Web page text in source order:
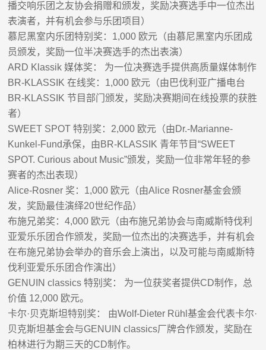
播交响乐团之友协会捐赠和颁发，奖励决赛选手中一位杰出
表演者，并有机会参与乐团项目）
慕尼黑室内乐团特别奖： 1,000 欧元（由慕尼黑室内乐团成
员颁发，奖励一位半决赛选手的杰出表演）
ARD Klassik媒体奖： 为一位决赛选手提供高质量媒体制作
BR-KLASSIK在线奖： 1,000 欧元（由巴伐利亚广播电台
BR-KLASSIK 节目部门颁发，奖励决赛期间在线投票的获胜
者）
SWEET SPOT特别奖： 2,000 欧元（由Dr.-Marianne-
Kunkel-Fund承保，由BR-KLASSIK 青年节目“SWEET
SPOT. Curious about Music”颁发，奖励一位非常年轻的参
赛者的杰出表现）
Alice-Rosner 奖： 1,000 欧元（由Alice Rosner基金会颁
发，奖励最佳演绎20世纪作品）
布施兄弟奖：4,000 欧元（由布施兄弟协会与南威斯特伐利
亚爱乐乐团合作颁发，奖励一位杰出的决赛选手，并有机会
在布施兄弟协会举办的音乐会上演出，以及可能与南威斯特
伐利亚爱乐乐团合作演出）
GENUIN classics特别奖： 为一位获奖者提供CD制作，总
价值 12,000 欧元。
卡尔·贝克斯坦特别奖： 由Wolf-Dieter Rühl基金会代表卡尔·
贝克斯坦基金会与GENUIN classics厂牌合作颁发，奖励在
柏林进行为期三天的CD制作。